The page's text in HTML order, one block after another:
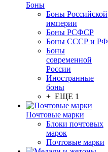
Боны
Боны Российской
империи
Боны РСФСР
Боны СССР и РФ
Боны
современной
России
Иностранные
боны
+ ЕЩЕ 1
Почтовые марки
Блоки почтовых
марок
Почтовые марки